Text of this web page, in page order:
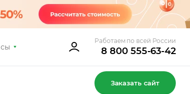
Работаем по всей России
8 800 555-63-42
Заказать сайт